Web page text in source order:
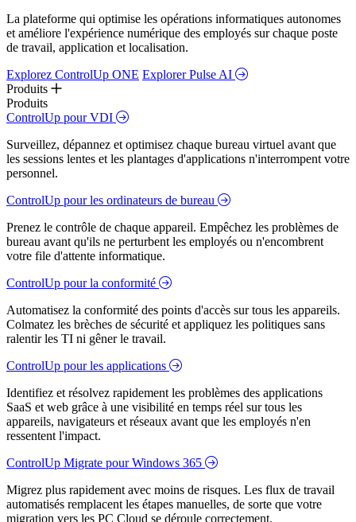
La plateforme qui optimise les opérations informatiques autonomes
et améliore l'expérience numérique des employés sur chaque poste
de travail, application et localisation.
Explorez ControlUp ONE Explorer Pulse AI
Produits
Produits
ControlUp pour VDI
Surveillez, dépannez et optimisez chaque bureau virtuel avant que
les sessions lentes et les plantages d'applications n'interrompent votre
personnel.
ControlUp pour les ordinateurs de bureau
Prenez le contrôle de chaque appareil. Empêchez les problèmes de
bureau avant qu'ils ne perturbent les employés ou n'encombrent
votre file d'attente informatique.
ControlUp pour la conformité
Automatisez la conformité des points d'accès sur tous les appareils.
Colmatez les brèches de sécurité et appliquez les politiques sans
ralentir les TI ni gêner le travail.
ControlUp pour les applications
Identifiez et résolvez rapidement les problèmes des applications
SaaS et web grâce à une visibilité en temps réel sur tous les
appareils, navigateurs et réseaux avant que les employés n'en
ressentent l'impact.
ControlUp Migrate pour Windows 365
Migrez plus rapidement avec moins de risques. Les flux de travail
automatisés remplacent les étapes manuelles, de sorte que votre
migration vers les PC Cloud se déroule correctement.